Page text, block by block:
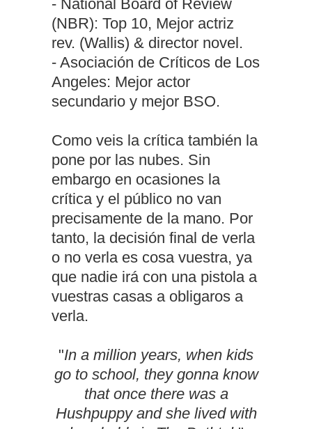
- National Board of Review
(NBR): Top 10, Mejor actriz
rev. (Wallis) & director novel.
- Asociación de Críticos de Los
Angeles: Mejor actor
secundario y mejor BSO.
Como veis la crítica también la
pone por las nubes. Sin
embargo en ocasiones la
crítica y el público no van
precisamente de la mano. Por
tanto, la decisión final de verla
o no verla es cosa vuestra, ya
que nadie irá con una pistola a
vuestras casas a obligaros a
verla.
"In a million years, when kids
go to school, they gonna know
that once there was a
Hushpuppy and she lived with